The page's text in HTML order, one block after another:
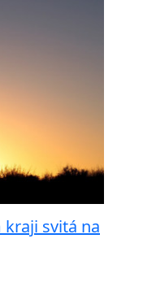
kraji svitá na